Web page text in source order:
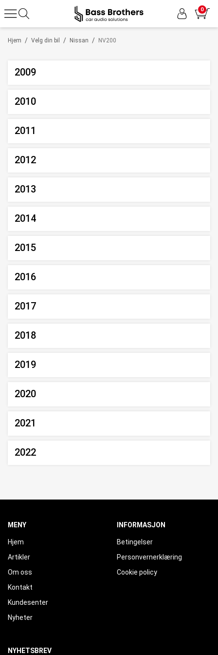
0
/
Hjem /
Velg din bil /
Nissan NV200
2009
2010
2011
2012
2013
2014
2015
2016
2017
2018
2019
2020
2021
2022
MENY
Hjem
Artikler
Om oss
Kontakt
Kundesenter
Nyheter
INFORMASJON
Betingelser
Personvernerklæring
Cookie policy
NYHETSBREV